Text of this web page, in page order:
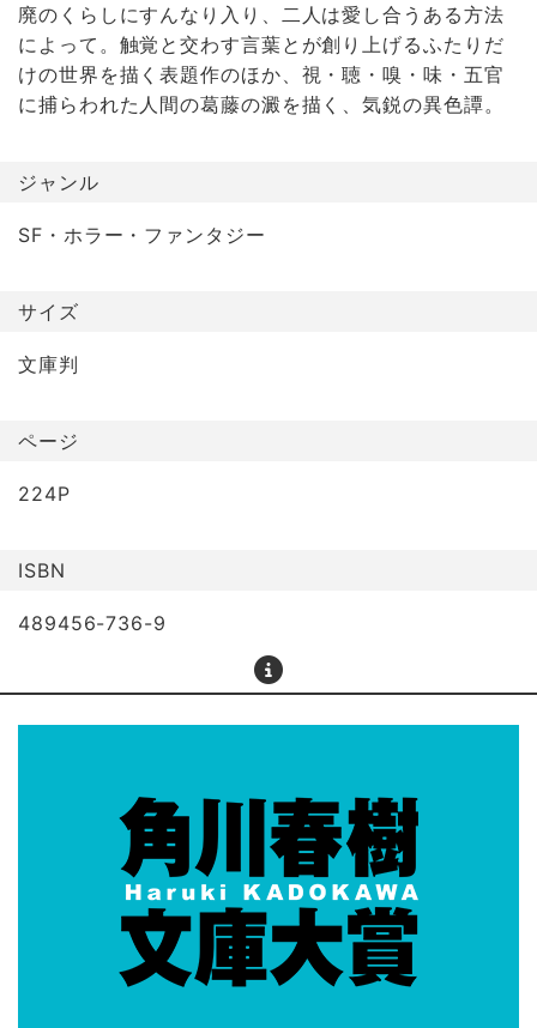
廃のくらしにすんなり入り、二人は愛し合うある方法
によって。触覚と交わす言葉とが創り上げるふたりだ
けの世界を描く表題作のほか、視・聴・嗅・味・五官
に捕らわれた人間の葛藤の澱を描く、気鋭の異色譚。
ジャンル
SF・ホラー・ファンタジー
サイズ
文庫判
ページ
224P
ISBN
489456-736-9